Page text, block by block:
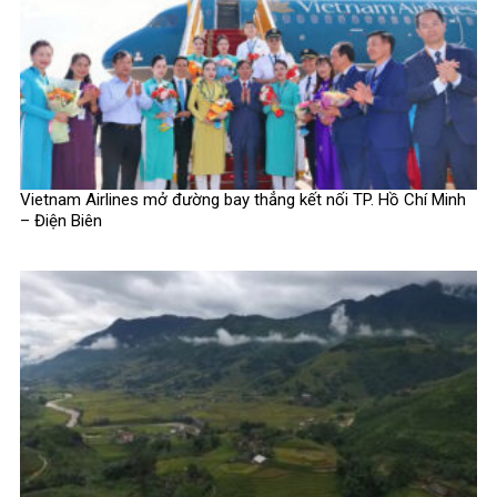
Vietnam Airlines mở đường bay thẳng kết nối TP. Hồ Chí Minh
– Điện Biên